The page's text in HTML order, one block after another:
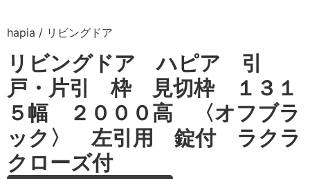
hapia / リビングドア
リビングドア ハピア 引
戸・片引 枠 見切枠 １３１
５幅 ２０００高 〈オフブラ
ック〉 左引用 錠付 ラクラ
クローズ付